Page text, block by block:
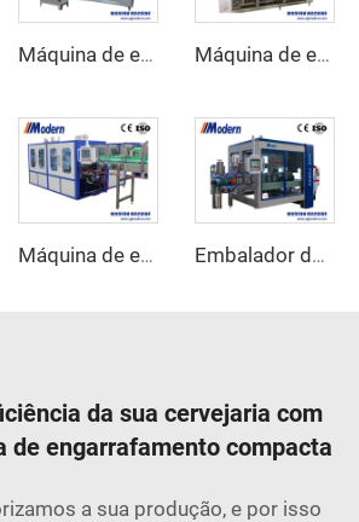
Máquina de enlatamento de refrigerantes carbonatados Máquina de enchimento de latas de suco
Máquina de embalagem envolvente de caixa de papelão Embalador de caixas automático
da sua cervejaria com
de engarrafamento compacta
a sua produção, e por isso